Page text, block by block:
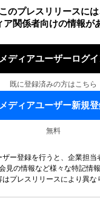
このプレスリリースには
ア関係者向けの情報が
メディアユーザーログ
既に登録済みの方はこちら
メディアユーザー新規
無料
ザー登録を行うと、企業担当
見の情報など様々な特記情
プレスリリースにより異な